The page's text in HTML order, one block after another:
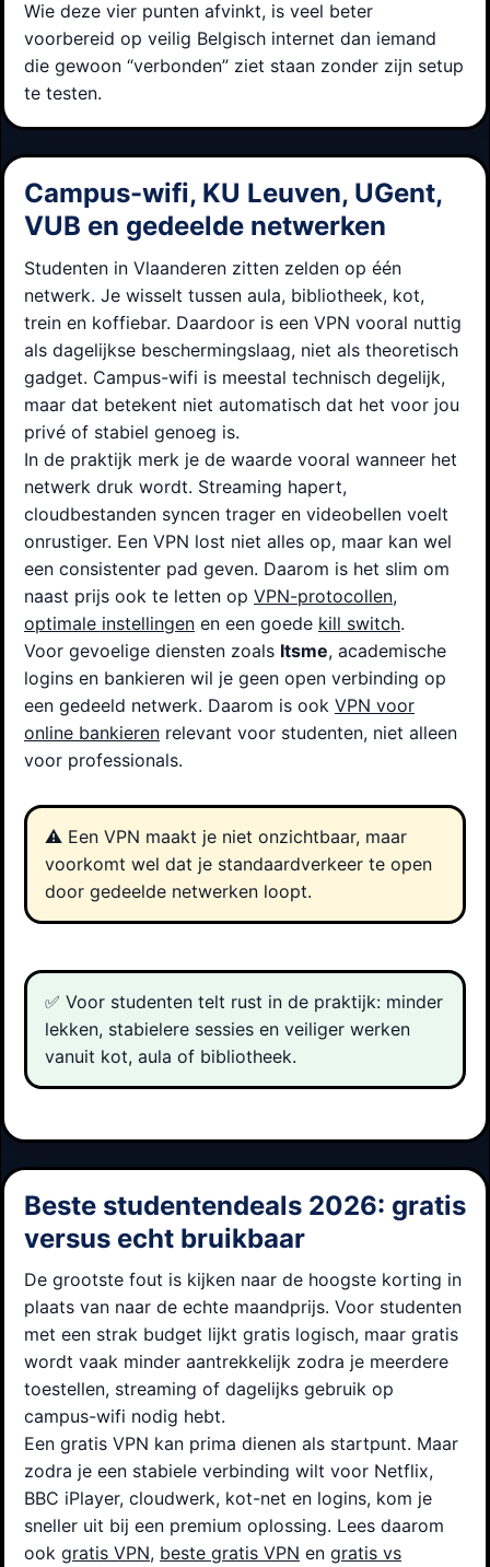
Wie deze vier punten afvinkt, is veel beter
voorbereid op veilig Belgisch internet dan iemand
die gewoon “verbonden” ziet staan zonder zijn setup
te testen.
Campus-wifi, KU Leuven, UGent,
VUB en gedeelde netwerken
Studenten in Vlaanderen zitten zelden op één
netwerk. Je wisselt tussen aula, bibliotheek, kot,
trein en koffiebar. Daardoor is een VPN vooral nuttig
als dagelijkse beschermingslaag, niet als theoretisch
gadget. Campus-wifi is meestal technisch degelijk,
maar dat betekent niet automatisch dat het voor jou
privé of stabiel genoeg is.
In de praktijk merk je de waarde vooral wanneer het
netwerk druk wordt. Streaming hapert,
cloudbestanden syncen trager en videobellen voelt
onrustiger. Een VPN lost niet alles op, maar kan wel
een consistenter pad geven. Daarom is het slim om
naast prijs ook te letten op VPN-protocollen,
optimale instellingen en een goede kill switch.
Voor gevoelige diensten zoals Itsme, academische
logins en bankieren wil je geen open verbinding op
een gedeeld netwerk. Daarom is ook VPN voor
online bankieren relevant voor studenten, niet alleen
voor professionals.
⚠️ Een VPN maakt je niet onzichtbaar, maar
voorkomt wel dat je standaardverkeer te open
door gedeelde netwerken loopt.
✅ Voor studenten telt rust in de praktijk: minder
lekken, stabielere sessies en veiliger werken
vanuit kot, aula of bibliotheek.
Beste studentendeals 2026: gratis
versus echt bruikbaar
De grootste fout is kijken naar de hoogste korting in
plaats van naar de echte maandprijs. Voor studenten
met een strak budget lijkt gratis logisch, maar gratis
wordt vaak minder aantrekkelijk zodra je meerdere
toestellen, streaming of dagelijks gebruik op
campus-wifi nodig hebt.
Een gratis VPN kan prima dienen als startpunt. Maar
zodra je een stabiele verbinding wilt voor Netflix,
BBC iPlayer, cloudwerk, kot-net en logins, kom je
sneller uit bij een premium oplossing. Lees daarom
ook gratis VPN, beste gratis VPN en gratis vs